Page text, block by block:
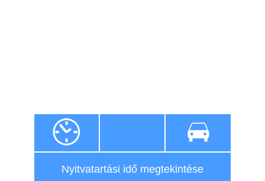
Nyitvatartási idő megtekintése